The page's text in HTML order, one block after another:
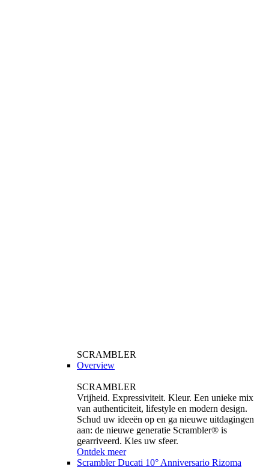
SCRAMBLER
Overview
SCRAMBLER
Vrijheid. Expressiviteit. Kleur. Een unieke mix
van authenticiteit, lifestyle en modern design.
Schud uw ideeën op en ga nieuwe uitdagingen
aan: de nieuwe generatie Scrambler® is
gearriveerd. Kies uw sfeer.
Ontdek meer
Scrambler Ducati 10° Anniversario Rizoma